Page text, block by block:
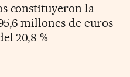
constituyeron la
millones de euros
20,8 %